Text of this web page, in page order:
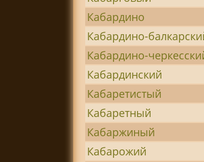
Кабардино
Кабардино-
Кабардино-
Кабардинский
Кабаретистый
Кабаретный
Кабаржиный
Кабарожий